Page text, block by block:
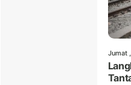
Jumat